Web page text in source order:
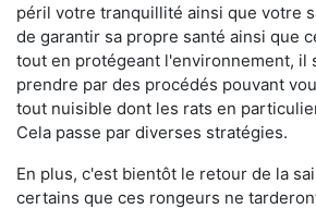
péril votre tranquillité ainsi que votre
de garantir sa propre santé ainsi que
tout en protégeant l'environnement, il
prendre par des procédés pouvant
tout nuisible dont les rats en
Cela passe par diverses stratégies.
En plus, c'est bientôt le retour de la
certains que ces rongeurs ne